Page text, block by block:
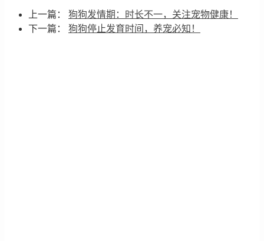
上一篇： 狗狗发情期：时长不一，关注宠物健康！
下一篇： 狗狗停止发育时间，养宠必知！